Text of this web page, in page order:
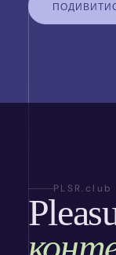
PLSR.club